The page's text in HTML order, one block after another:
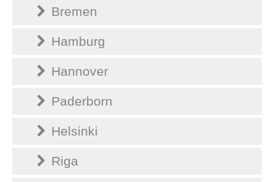
Bremen
Hamburg
Hannover
Paderborn
Helsinki
Riga